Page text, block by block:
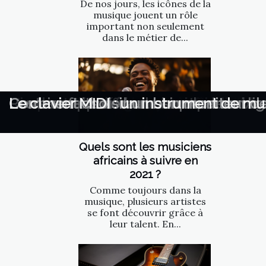
De nos jours, les icônes de la
musique jouent un rôle
important non seulement
dans le métier de...
Quels sont les musiciens
africains à suivre en
2021 ?
Comme toujours dans la
musique, plusieurs artistes
se font découvrir grâce à
leur talent. En...
Comment choisir le système audio
Quelles sont les grandes icônes de
Quels sont les musiciens africains à
Comment bien choisir ses cordes de
L'impact des réseaux sociaux sur la
Quelle est la différence entre le mix
Peut-on apprendre le handpan en
Les bienfaits de la musique
Comment choisir un bon moniteur
Le clavier MIDI : un instrument de